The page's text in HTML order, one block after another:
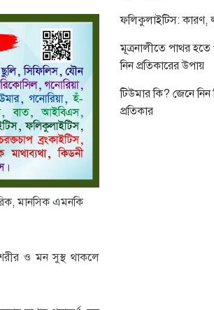
মানসিক এমনকি
শরীর ও মন সুস্থ থাকলে
ফলিকুলাইটিস: কারণ,
মূত্রনালীতে পাথর
নিন প্রতিকারের উপায়
টিউমার কি? জেনে
প্রতিকার